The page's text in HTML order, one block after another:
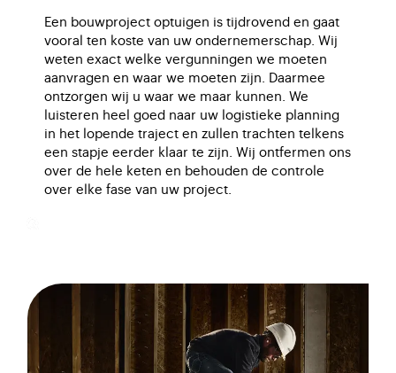
Een bouwproject optuigen is tijdrovend en gaat
vooral ten koste van uw ondernemerschap. Wij
weten exact welke vergunningen we moeten
aanvragen en waar we moeten zijn. Daarmee
ontzorgen wij u waar we maar kunnen. We
luisteren heel goed naar uw logistieke planning
in het lopende traject en zullen trachten telkens
een stapje eerder klaar te zijn. Wij ontfermen ons
over de hele keten en behouden de controle
over elke fase van uw project.